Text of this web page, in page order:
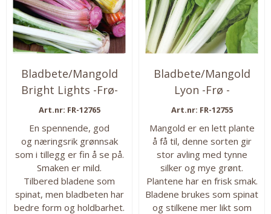
Bladbete/Mangold
Bright Lights -Frø-
Art.nr: FR-12765
En spennende, god
og næringsrik grønnsak
som i tillegg er fin å se på.
Smaken er mild.
Tilbered bladene som
spinat, men bladbeten har
bedre form og holdbarhet.
Bladbete/Mangold
Lyon -Frø -
Art.nr: FR-12755
Mangold er en lett plante
å få til, denne sorten gir
stor avling med tynne
silker og mye grønt.
Plantene har en frisk smak.
Bladene brukes som spinat
og stilkene mer likt som